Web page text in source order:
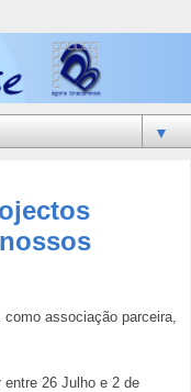
▼
associação parceira,
entre 26 Julho e 2 de